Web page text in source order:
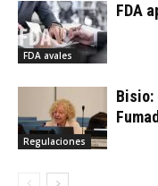
FDA avales
FDA
Regulaciones
Bisio: